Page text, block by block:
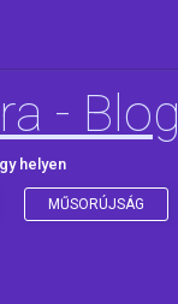
- Blog
helyen
MŰSORÚJSÁG